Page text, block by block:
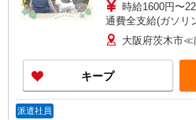
時給1600円〜
通費全支給(ガソリ
大阪府茨木市
キープ
派遣社員